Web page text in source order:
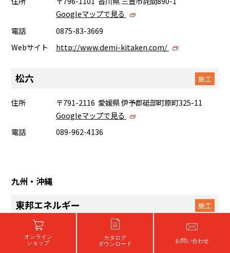
オンライン
ショップ
カタログ
ダウンロード
お問い合わせ
Googleマップで見る
電話
0875-83-3669
Webサイト
http://www.demi-kitaken.com/
松六 施工
住所
〒791-2116 愛媛県 伊予郡砥部町原町325-11
Googleマップで見る
電話
089-962-4136
九州・沖縄
東邦エネルギー 施工
〒834-0067 福岡県 八女市龍ヶ原232-3
Googleマップで見る